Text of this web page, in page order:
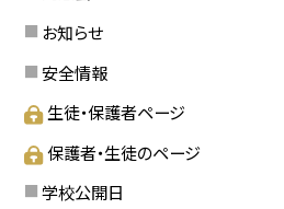
お知らせ
安全情報
生徒・保護者ページ
保護者・生徒のページ
学校公開日